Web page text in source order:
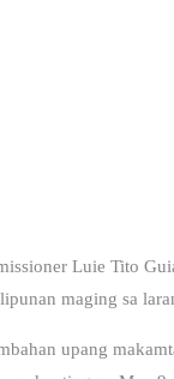
Luie Tito
maging sa
upang